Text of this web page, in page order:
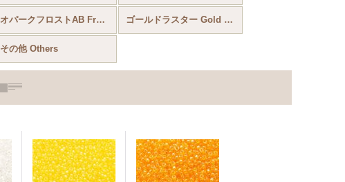
オパークフロストAB Frosted AB Colors ゴールドラスター Gold Luster
その他 Others